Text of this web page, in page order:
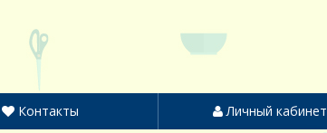
Контакты Личный кабинет